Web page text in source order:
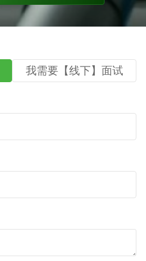
我需要【线下】面试